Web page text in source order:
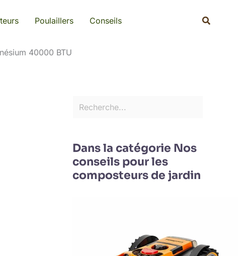
Poulaillers Conseils
40000 BTU
Dans la catégorie Nos
conseils pour les
composteurs de jardin